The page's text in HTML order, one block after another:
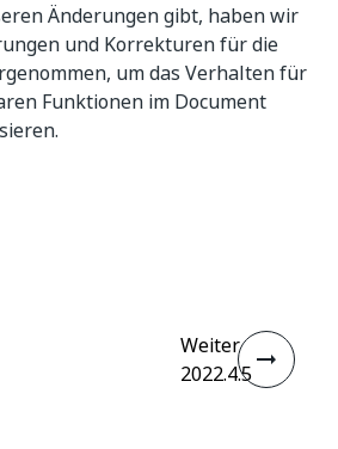
Änderungen gibt, haben wir
und Korrekturen für die
um das Verhalten für
Funktionen im Document
Weiter
2022.4.5